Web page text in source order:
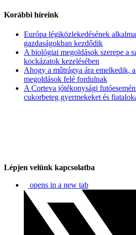
Korábbi híreink
Európa légiközlekedésének
gazdaságokban kezdődik
A biológiai megoldások szerepe a
kockázatok kezelésében
Ahogy a műtrágya ára emelkedik,
megoldások felé fordulnak
A Corteva jótékonysági
cukorbeteg gyermekeket és
Lépjen velünk kapcsolatba
opens in a new tab